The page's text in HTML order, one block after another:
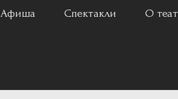
Афиша Спектакли О